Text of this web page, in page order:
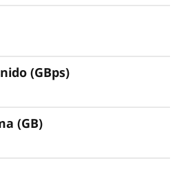
ideal para la pequeña
empresa.
(GBps)
(GB)